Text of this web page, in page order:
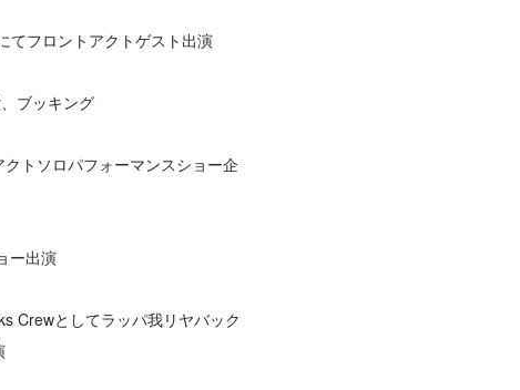
てフロントアクトゲスト出演
ブッキング
トソロパフォーマンスショー企
ー出演
Crewとしてラッパ我リヤバック